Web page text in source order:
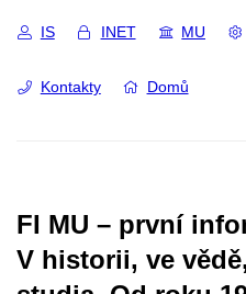
IS INET MU
Kontakty Domů
FI MU – první
V historii, ve